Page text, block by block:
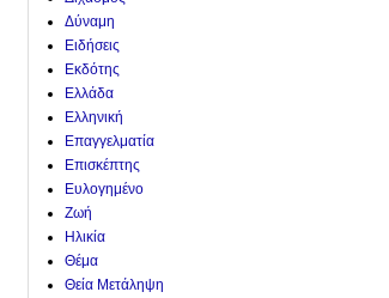
Δύναμη
Ειδήσεις
Εκδότης
Ελλάδα
Ελληνική
Επαγγελματία
Επισκέπτης
Ευλογημένο
Ζωή
Ηλικία
Θέμα
Θεία Μετάληψη